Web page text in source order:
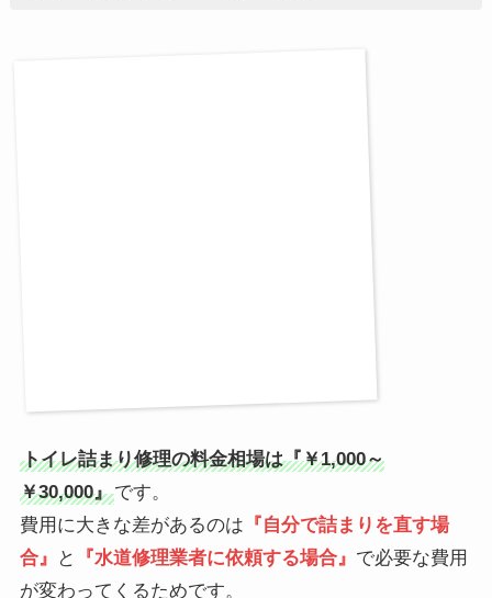
トイレ詰まり修理の料金相場は『￥1,000～
￥30,000』です。
費用に大きな差があるのは 『自分で詰まりを直す場
合』
と 『水道修理業者に依頼する場合』 で必要な費用
が変わってくるためです。